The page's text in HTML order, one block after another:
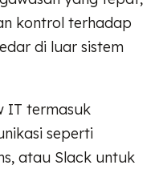
kontrol terhadap
di luar sistem
IT termasuk
seperti
atau Slack untuk